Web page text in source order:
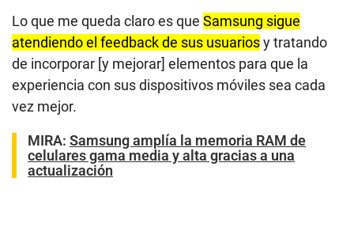
Lo que me queda claro es que Samsung sigue
atendiendo el feedback de sus usuariosy tratando
de incorporar [y mejorar] elementos para que la
experiencia con sus dispositivos móviles sea cada
vez mejor.
MIRA: Samsung amplía la memoria RAM de
celulares gama media y alta gracias a una
actualización